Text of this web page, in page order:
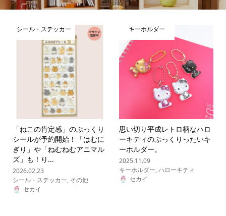
シール・ステッカー
「ねこの肯定感」のぷっくり
シールが予約開始！「はむに
ぎり」や「ねむねむアニマル
ズ」も！り...
2026.02.23
シール・ステッカー, その他
セカイ
キーホルダー
思い切り平成レトロ柄なハロ
ーキティのぷっくりったいキ
ーホルダー。
2025.11.09
キーホルダー,ハローキティ
セカイ